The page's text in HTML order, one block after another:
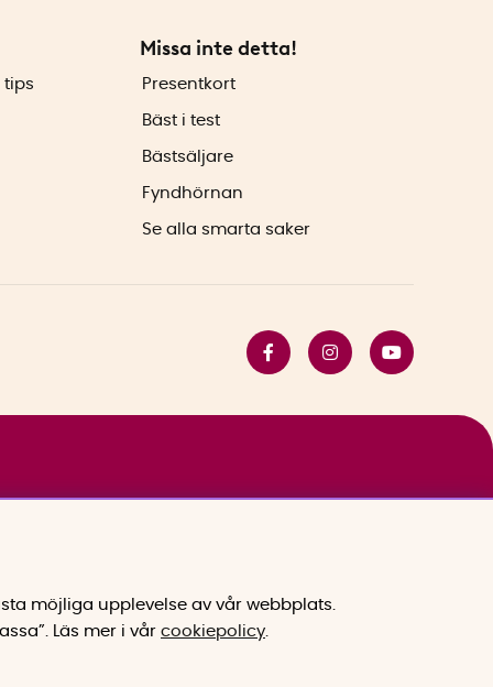
tips
Missa inte detta!
Presentkort
Bäst i test
Bästsäljare
Fyndhörnan
Se alla smarta saker
möjliga upplevelse av vår webbplats.
Läs mer i vår cookiepolicy